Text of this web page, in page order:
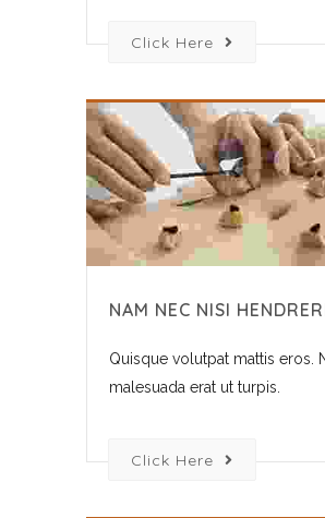
Click Here
NAM NEC NISI
Quisque volutpat mattis eros.
malesuada erat ut turpis.
Click Here